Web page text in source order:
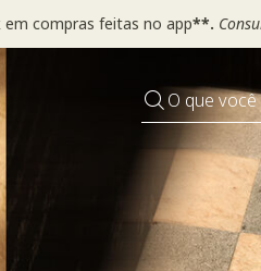
em compras feitas no app**.
O que